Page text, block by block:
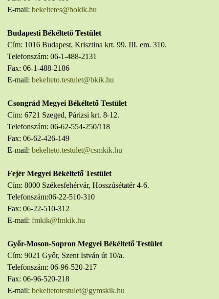
E-mail: bekeltetes@bokik.hu
Budapesti Békéltető Testület
Cím: 1016 Budapest, Krisztina krt. 99. III. em. 310.
Telefonszám: 06-1-488-2131
Fax: 06-1-488-2186
E-mail: bekelteto.testulet@bkik.hu
Csongrád Megyei Békéltető Testület
Cím: 6721 Szeged, Párizsi krt. 8-12.
Telefonszám: 06-62-554-250/118
Fax: 06-62-426-149
E-mail: bekelteto.testulet@csmkik.hu
Fejér Megyei Békéltető Testület
Cím: 8000 Székesfehérvár, Hosszúsétatér 4-6.
Telefonszám:06-22-510-310
Fax: 06-22-510-312
E-mail: fmkik@fmkik.hu
Győr-Moson-Sopron Megyei Békéltető Testület
Cím: 9021 Győr, Szent István út 10/a.
Telefonszám: 06-96-520-217
Fax: 06-96-520-218
E-mail: bekeltetotestulet@gymskik.hu